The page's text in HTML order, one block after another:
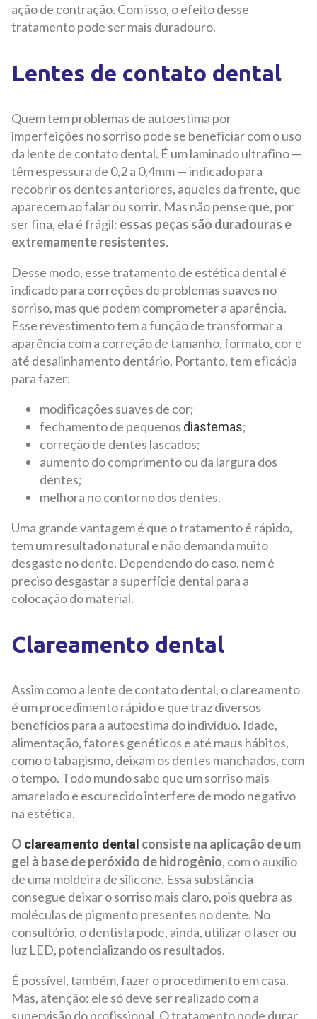
ação de contração. Com isso, o efeito desse
tratamento pode ser mais duradouro.
Lentes de contato dental
Quem tem problemas de autoestima por
imperfeições no sorriso pode se beneficiar com o uso
da lente de contato dental. É um laminado ultrafino —
têm espessura de 0,2 a 0,4mm — indicado para
recobrir os dentes anteriores, aqueles da frente, que
aparecem ao falar ou sorrir. Mas não pense que, por
ser fina, ela é frágil: essas peças são duradouras e
extremamente resistentes.
Desse modo, esse tratamento de estética dental é
indicado para correções de problemas suaves no
sorriso, mas que podem comprometer a aparência.
Esse revestimento tem a função de transformar a
aparência com a correção de tamanho, formato, cor e
até desalinhamento dentário. Portanto, tem eficácia
para fazer:
modificações suaves de cor;
fechamento de pequenos diastemas;
correção de dentes lascados;
aumento do comprimento ou da largura dos
dentes;
melhora no contorno dos dentes.
Uma grande vantagem é que o tratamento é rápido,
tem um resultado natural e não demanda muito
desgaste no dente. Dependendo do caso, nem é
preciso desgastar a superfície dental para a
colocação do material.
Clareamento dental
Assim como a lente de contato dental, o clareamento
é um procedimento rápido e que traz diversos
benefícios para a autoestima do indivíduo. Idade,
alimentação, fatores genéticos e até maus hábitos,
como o tabagismo, deixam os dentes manchados, com
o tempo. Todo mundo sabe que um sorriso mais
amarelado e escurecido interfere de modo negativo
na estética.
O clareamento dental consiste na aplicação de um
gel à base de peróxido de hidrogênio, com o auxílio
de uma moldeira de silicone. Essa substância
consegue deixar o sorriso mais claro, pois quebra as
moléculas de pigmento presentes no dente. No
consultório, o dentista pode, ainda, utilizar o laser ou
luz LED, potencializando os resultados.
É possível, também, fazer o procedimento em casa.
Mas, atenção: ele só deve ser realizado com a
supervisão do profissional. O tratamento pode durar